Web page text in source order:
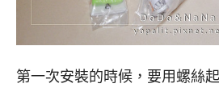
第一次安裝的時候，要用螺絲